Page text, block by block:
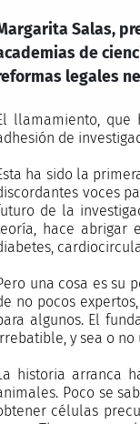
Salas,
de
legales
llamamiento, que
de
ha sido la
voces
de la
hace abrigar
una cosa es su
no pocos
algunos. El
y sea o
historia arranca
Poco se
células